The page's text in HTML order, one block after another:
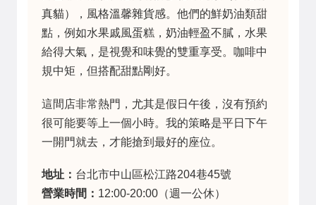
真貓），風格溫馨雜貨感。他們的鮮奶油類甜
點，例如水果戚風蛋糕，奶油輕盈不膩，水果
給得大氣，是視覺和味覺的雙重享受。咖啡中
規中矩，但搭配甜點剛好。
這間店非常熱門，尤其是假日午後，沒有預約
很可能要等上一個小時。我的策略是平日下午
一開門就去，才能搶到最好的座位。
地址： 台北市中山區松江路204巷45號
營業時間： 12:00-20:00（週一公休）